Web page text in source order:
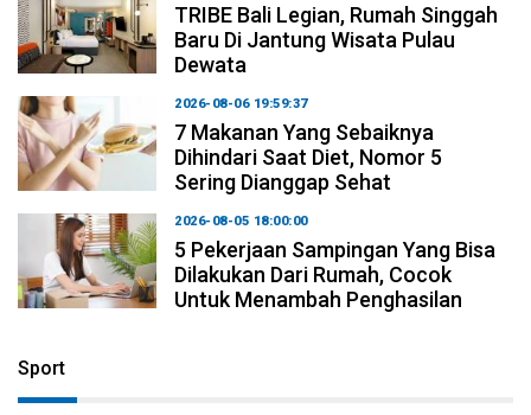
TRIBE Bali Legian, Rumah Singgah
Baru Di Jantung Wisata Pulau
Dewata
2026-08-06 19:59:37
7 Makanan Yang Sebaiknya
Dihindari Saat Diet, Nomor 5
Sering Dianggap Sehat
2026-08-05 18:00:00
5 Pekerjaan Sampingan Yang Bisa
Dilakukan Dari Rumah, Cocok
Untuk Menambah Penghasilan
Sport